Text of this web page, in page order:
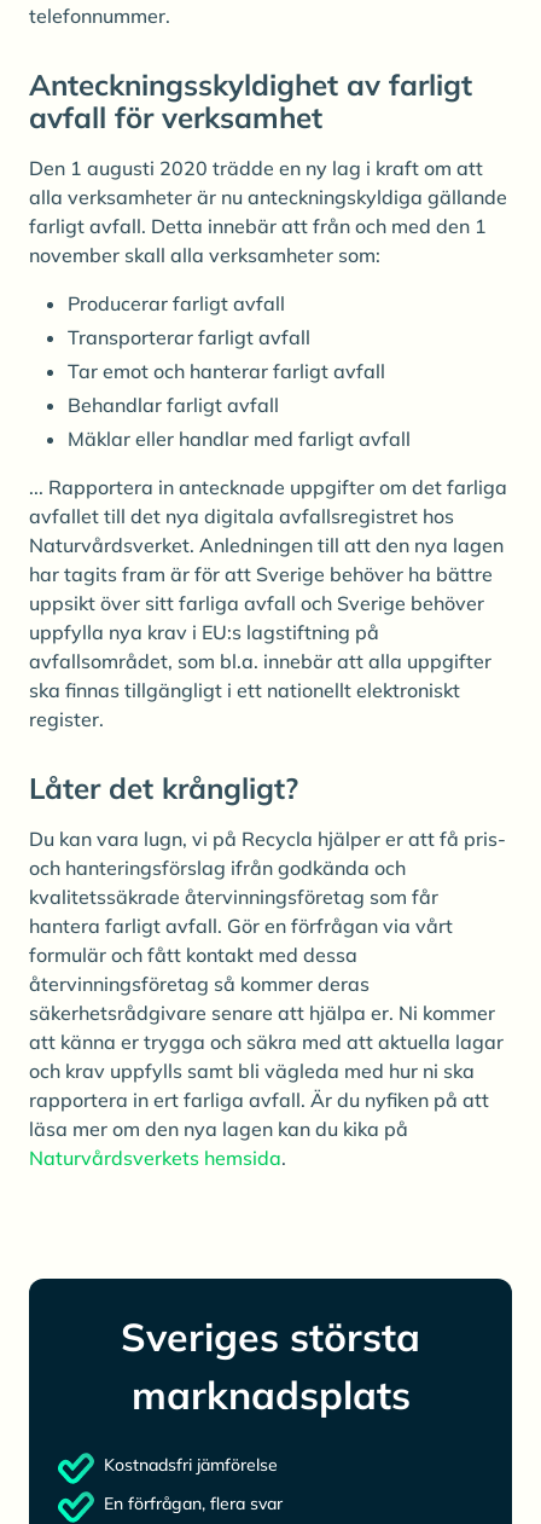
telefonnummer.
Anteckningsskyldighet av farligt
avfall för verksamhet
Den 1 augusti 2020 trädde en ny lag i kraft om att
alla verksamheter är nu anteckningskyldiga gällande
farligt avfall. Detta innebär att från och med den 1
november skall alla verksamheter som:
Producerar farligt avfall
Transporterar farligt avfall
Tar emot och hanterar farligt avfall
Behandlar farligt avfall
Mäklar eller handlar med farligt avfall
... Rapportera in antecknade uppgifter om det farliga
avfallet till det nya digitala avfallsregistret hos
Naturvårdsverket. Anledningen till att den nya lagen
har tagits fram är för att Sverige behöver ha bättre
uppsikt över sitt farliga avfall och Sverige behöver
uppfylla nya krav i EU:s lagstiftning på
avfallsområdet, som bl.a. innebär att alla uppgifter
ska finnas tillgängligt i ett nationellt elektroniskt
register.
Låter det krångligt?
Du kan vara lugn, vi på Recycla hjälper er att få pris-
och hanteringsförslag ifrån godkända och
kvalitetssäkrade återvinningsföretag som får
hantera farligt avfall. Gör en förfrågan via vårt
formulär och fått kontakt med dessa
återvinningsföretag så kommer deras
säkerhetsrådgivare senare att hjälpa er. Ni kommer
att känna er trygga och säkra med att aktuella lagar
och krav uppfylls samt bli vägleda med hur ni ska
rapportera in ert farliga avfall. Är du nyfiken på att
läsa mer om den nya lagen kan du kika på
Naturvårdsverkets hemsida.
Sveriges största
marknadsplats
Kostnadsfri jämförelse
En förfrågan, flera svar